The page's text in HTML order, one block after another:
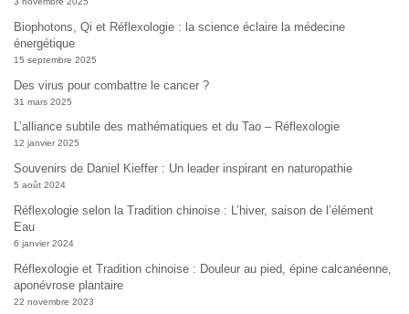
Biophotons, Qi et Réflexologie : la science éclaire la médecine
énergétique
15 septembre 2025
Des virus pour combattre le cancer ?
31 mars 2025
L’alliance subtile des mathématiques et du Tao – Réflexologie
12 janvier 2025
Souvenirs de Daniel Kieffer : Un leader inspirant en naturopathie
5 août 2024
Réflexologie selon la Tradition chinoise : L’hiver, saison de l’élément
Eau
6 janvier 2024
Réflexologie et Tradition chinoise : Douleur au pied, épine calcanéenne,
aponévrose plantaire
22 novembre 2023